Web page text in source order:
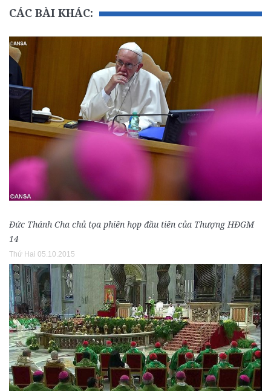
CÁC BÀI KHÁC:
Đức Thánh Cha chủ tọa phiên họp đầu tiên của Thượng HĐGM
14
Thứ Hai 05.10.2015